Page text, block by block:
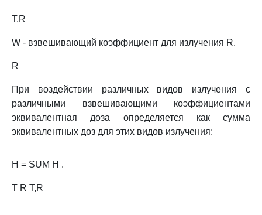
T,R
W - взвешивающий коэффициент для излучения R.
R
При воздействии различных видов излучения с
различными взвешивающими коэффициентами
эквивалентная доза определяется как сумма
эквивалентных доз для этих видов излучения:
H = SUM H .
T R T,R